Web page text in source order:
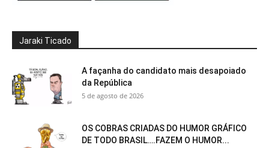
Jaraki Ticado
A façanha do candidato mais desapoiado
da República
5 de agosto de 2026
OS COBRAS CRIADAS DO HUMOR GRÁFICO
DE TODO BRASIL….FAZEM O HUMOR...